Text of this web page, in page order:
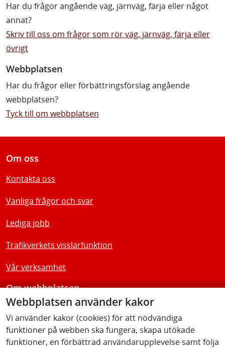
Webbplatsen använder kakor
Vi använder kakor (cookies) för att nödvändiga
funktioner på webben ska fungera, skapa utökade
funktioner, en förbättrad användarupplevelse samt följa
Har du frågor angående väg, järnväg, färja eller något
annat?
Skriv till oss om frågor som rör väg, järnväg, färja eller
övrigt
Webbplatsen
Har du frågor eller förbättringsförslag angående
webbplatsen?
Tyck till om webbplatsen
Om oss
Kontakta oss
Vanliga frågor och svar
Lediga jobb
Trafikverkets visslarfunktion
Vår verksamhet
Om webbplatsen
Tillgänglighetsredogörelse
Följ oss